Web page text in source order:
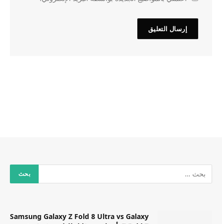
Samsung Galaxy Z Fold 8 Ultra vs Galaxy